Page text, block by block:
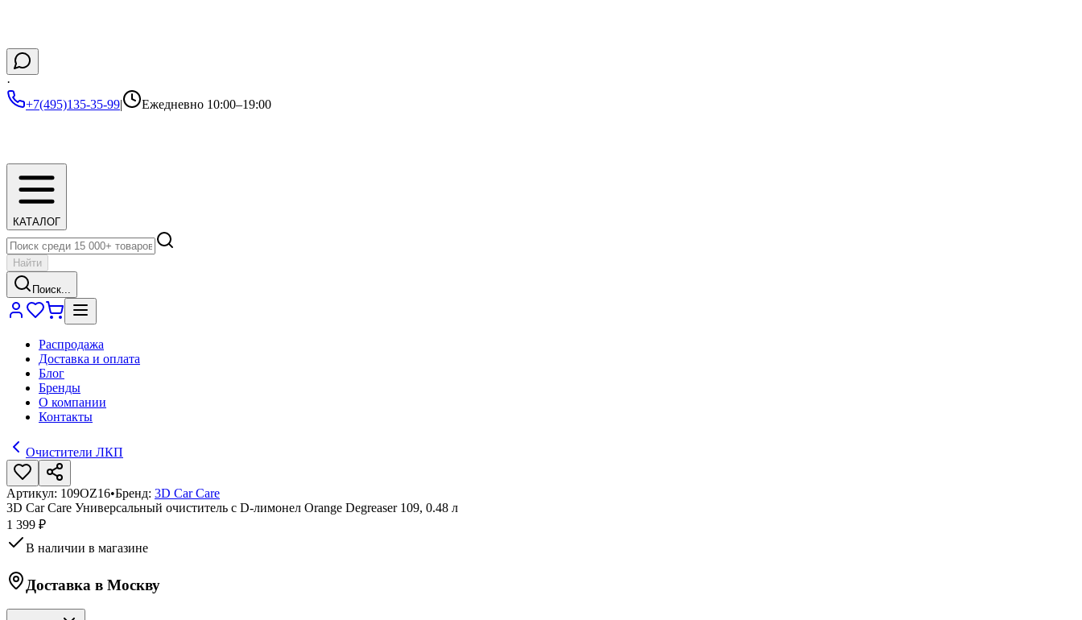
·
+7(495)135-35-99| Ежедневно 10:00–19:00
КАТАЛОГ
Найти
Поиск...
Распродажа
Доставка и оплата
Блог
Бренды
О компании
Контакты
Очистители ЛКП
Артикул: 109OZ16•Бренд: 3D Car Care
3D Car Care Универсальный очиститель с D-лимонел Orange Degreaser 109, 0.48 л
1 399 ₽
В наличии в магазине
Доставка в Москву